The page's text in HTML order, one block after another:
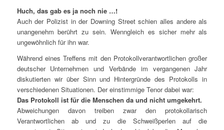
Huch, das gab es ja noch nie …!
Auch der Polizist in der Downing Street schien alles andere als
unangenehm berührt zu sein. Wenngleich es sicher mehr als
ungewöhnlich für ihn war.
Während eines Treffens mit den Protokollverantwortlichen großer
deutscher Unternehmen und Verbände im vergangenen Jahr
diskutierten wir über Sinn und Hintergründe des Protokolls in
verschiedenen Situationen. Der einstimmige Tenor dabei war:
Das Protokoll ist für die Menschen da und nicht umgekehrt.
Abweichungen davon treiben zwar den protokollarisch
Verantwortlichen ab und zu die Schweißperlen auf die